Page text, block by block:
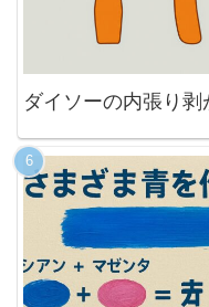
ダイソーの内張り